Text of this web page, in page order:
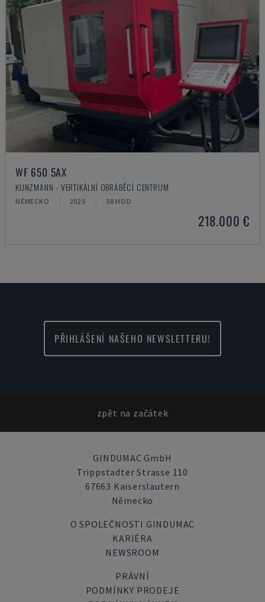
WF 650 5AX
KUNZMANN - VERTIKÁLNÍ OBRÁBĚCÍ CENTRUM
NĚMECKO 2025 58 HOD
218.000 €
PŘIHLÁŠENÍ NAŠEHO NEWSLETTERU!
zpět na začátek
GINDUMAC GmbH
Trippstadter Strasse 110
67663 Kaiserslautern
Německo
O SPOLEČNOSTI GINDUMAC
KARIÉRA
NEWSROOM
PRÁVNÍ
PODMÍNKY PRODEJE